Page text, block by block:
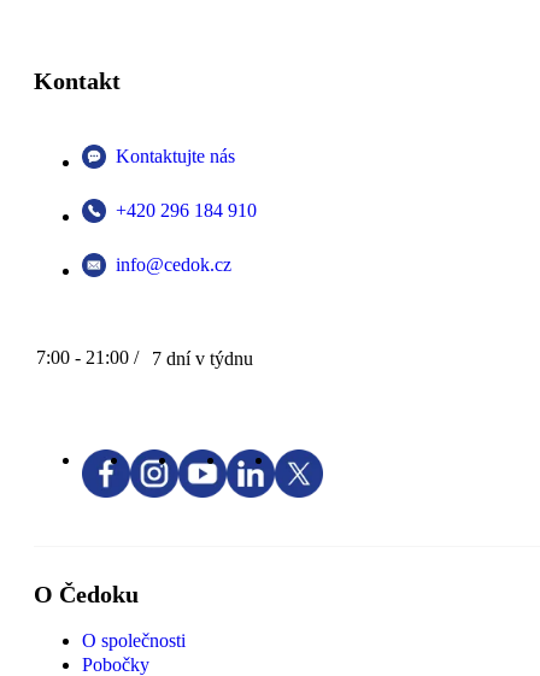
Kontakt
Kontaktujte nás
+420 296 184 910
info@cedok.cz
7:00 - 21:00 / 7 dní v týdnu
O Čedoku
O společnosti
Pobočky